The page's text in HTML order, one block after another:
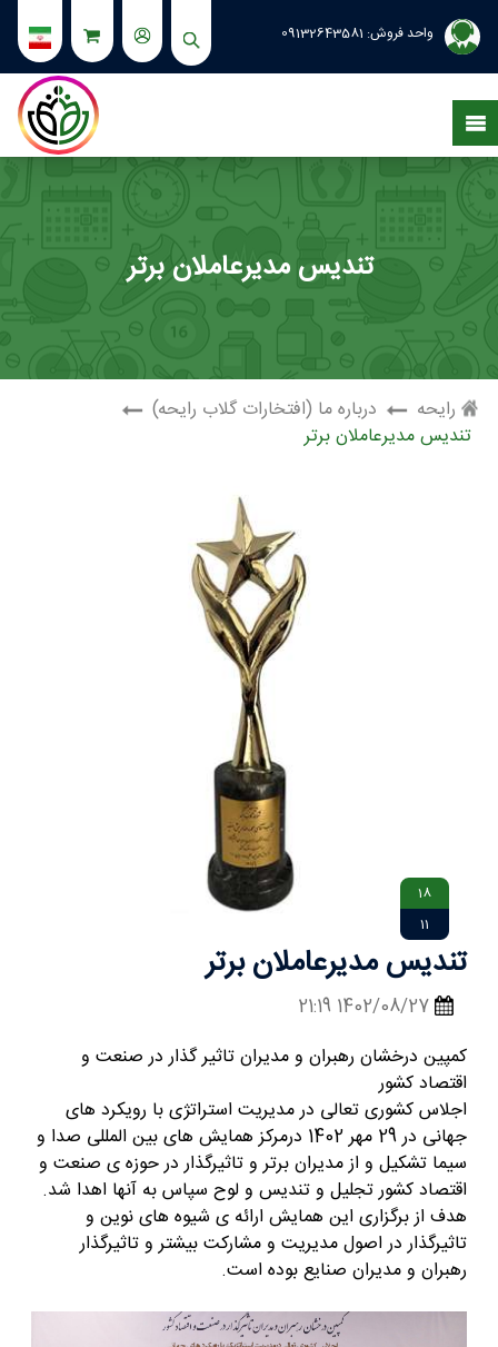
واحد فروش: 09132643581
تندیس مدیرعاملان برتر
رایحه
درباره ما (افتخارات گلاب رایحه)
تندیس مدیرعاملان برتر
18
11
تندیس مدیرعاملان برتر
1402/08/27 21:19
کمپین درخشان رهبران و مدیران تاثیر گذار در صنعت و
اقتصاد کشور
اجلاس کشوری تعالی در مدیریت استراتژی با رویکرد های
جهانی در 29 مهر 1402 درمرکز همایش های بین المللی صدا و
سیما تشکیل و از مدیران برتر و تاثیرگذار در حوزه ی صنعت و
اقتصاد کشور تجلیل و تندیس و لوح سپاس به آنها اهدا شد.
هدف از برگزاری این همایش ارائه ی شیوه های نوین و
تاثیرگذار در اصول مدیریت و مشارکت بیشتر و تاثیرگذار
رهبران و مدیران صنایع بوده است.